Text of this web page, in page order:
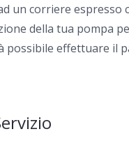
un corriere
della tua pompa
effettuare il